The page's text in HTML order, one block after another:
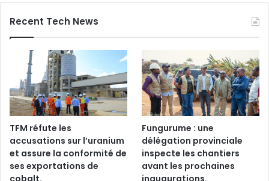
Recent Tech News
TFM réfute les
accusations sur l’uranium
et assure la conformité de
ses exportations de
Fungurume : une
délégation provinciale
inspecte les chantiers
avant les prochaines